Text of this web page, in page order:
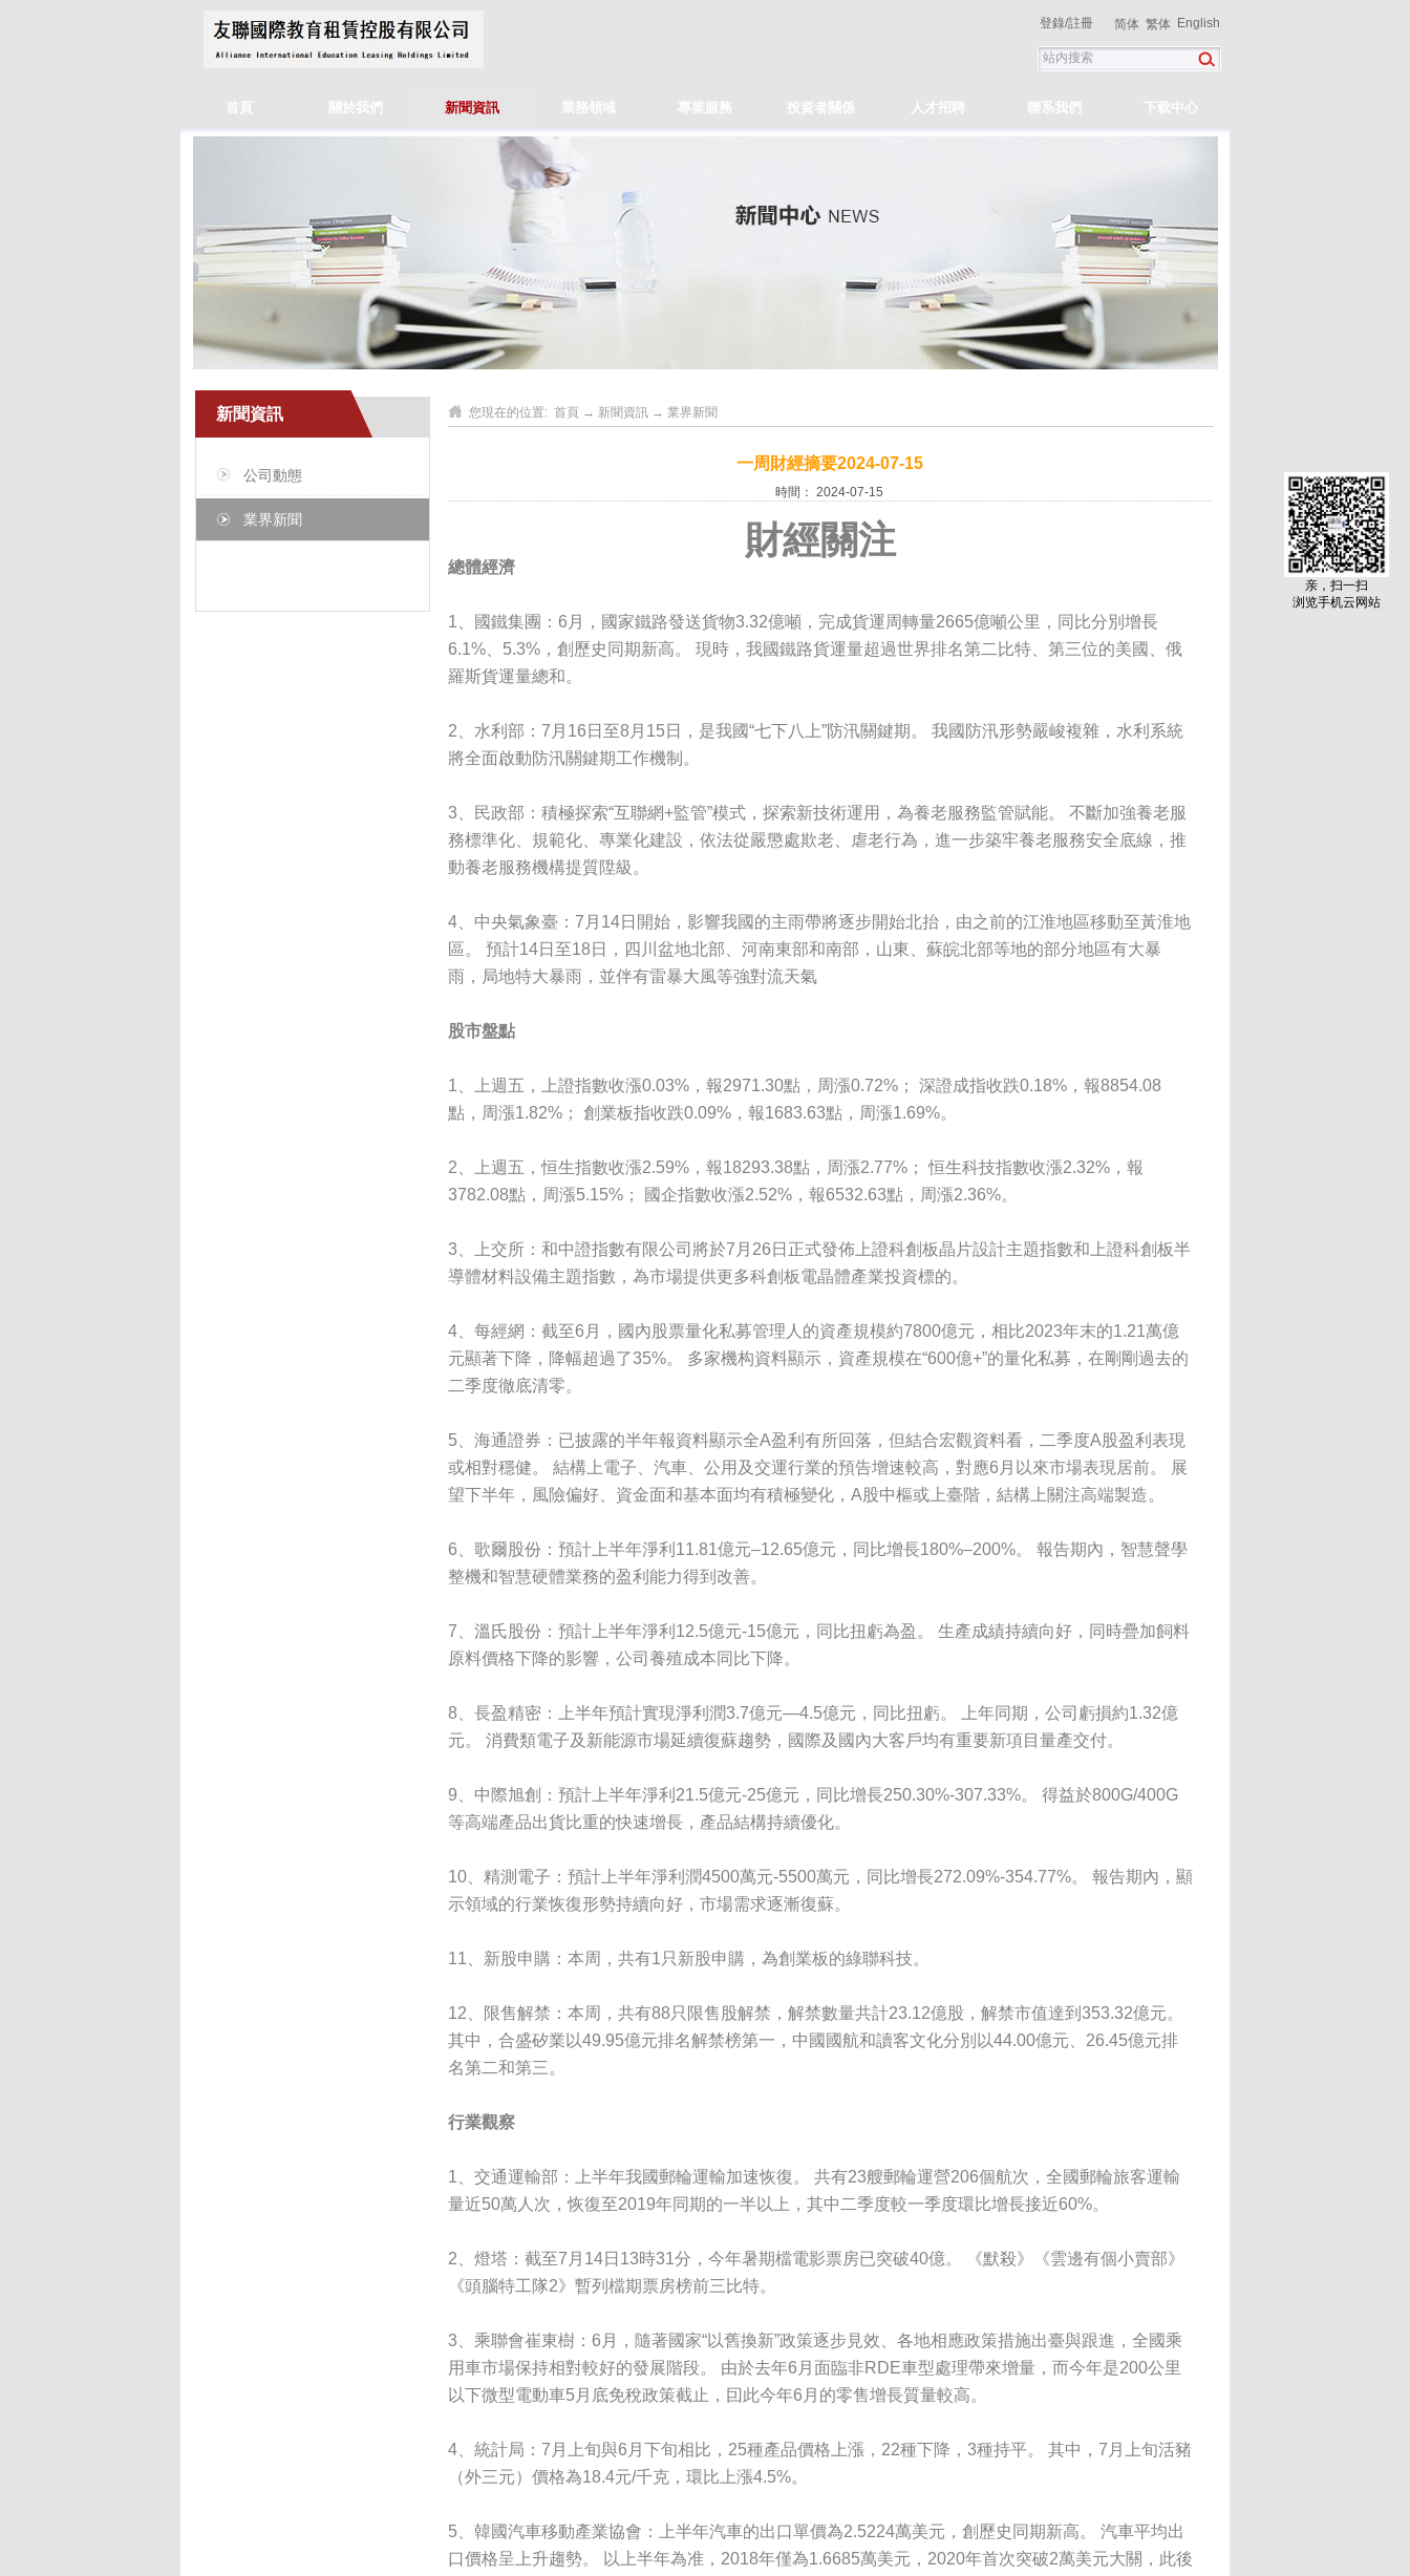
登錄/註冊 简体 繁体 English
首頁 關於我們 新聞資訊 業務領域 專業服務 投資者關係 人才招聘 聯系我們 下载中心
新聞資訊
公司動態
業界新聞
您現在的位置: 首頁 → 新聞資訊 → 業界新聞
一周財經摘要2024-07-15
時間： 2024-07-15
財經關注
總體經濟
1、國鐵集團：6月，國家鐵路發送貨物3.32億噸，完成貨運周轉量2665億噸公里，同比分別增長
6.1%、5.3%，創歷史同期新高。 現時，我國鐵路貨運量超過世界排名第二比特、第三位的美國、俄
羅斯貨運量總和。
2、水利部：7月16日至8月15日，是我國“七下八上”防汛關鍵期。 我國防汛形勢嚴峻複雜，水利系統
將全面啟動防汛關鍵期工作機制。
3、民政部：積極探索“互聯網+監管”模式，探索新技術運用，為養老服務監管賦能。 不斷加強養老服
務標準化、規範化、專業化建設，依法從嚴懲處欺老、虐老行為，進一步築牢養老服務安全底線，推
動養老服務機構提質陞級。
4、中央氣象臺：7月14日開始，影響我國的主雨帶將逐步開始北抬，由之前的江淮地區移動至黃淮地
區。 預計14日至18日，四川盆地北部、河南東部和南部，山東、蘇皖北部等地的部分地區有大暴
雨，局地特大暴雨，並伴有雷暴大風等強對流天氣
股市盤點
1、上週五，上證指數收漲0.03%，報2971.30點，周漲0.72%； 深證成指收跌0.18%，報8854.08
點，周漲1.82%； 創業板指收跌0.09%，報1683.63點，周漲1.69%。
2、上週五，恒生指數收漲2.59%，報18293.38點，周漲2.77%； 恒生科技指數收漲2.32%，報
3782.08點，周漲5.15%； 國企指數收漲2.52%，報6532.63點，周漲2.36%。
3、上交所：和中證指數有限公司將於7月26日正式發佈上證科創板晶片設計主題指數和上證科創板半
導體材料設備主題指數，為市場提供更多科創板電晶體產業投資標的。
4、每經網：截至6月，國內股票量化私募管理人的資產規模約7800億元，相比2023年末的1.21萬億
元顯著下降，降幅超過了35%。 多家機构資料顯示，資產規模在“600億+”的量化私募，在剛剛過去的
二季度徹底清零。
5、海通證券：已披露的半年報資料顯示全A盈利有所回落，但結合宏觀資料看，二季度A股盈利表現
或相對穩健。 結構上電子、汽車、公用及交運行業的預告增速較高，對應6月以來市場表現居前。 展
望下半年，風險偏好、資金面和基本面均有積極變化，A股中樞或上臺階，結構上關注高端製造。
6、歌爾股份：預計上半年淨利11.81億元–12.65億元，同比增長180%–200%。 報告期內，智慧聲學
整機和智慧硬體業務的盈利能力得到改善。
7、溫氏股份：預計上半年淨利12.5億元-15億元，同比扭虧為盈。 生產成績持續向好，同時疊加飼料
原料價格下降的影響，公司養殖成本同比下降。
8、長盈精密：上半年預計實現淨利潤3.7億元—4.5億元，同比扭虧。 上年同期，公司虧損約1.32億
元。 消費類電子及新能源市場延續復蘇趨勢，國際及國內大客戶均有重要新項目量產交付。
9、中際旭創：預計上半年淨利21.5億元-25億元，同比增長250.30%-307.33%。 得益於800G/400G
等高端產品出貨比重的快速增長，產品結構持續優化。
10、精測電子：預計上半年淨利潤4500萬元-5500萬元，同比增長272.09%-354.77%。 報告期內，顯
示領域的行業恢復形勢持續向好，市場需求逐漸復蘇。
11、新股申購：本周，共有1只新股申購，為創業板的綠聯科技。
12、限售解禁：本周，共有88只限售股解禁，解禁數量共計23.12億股，解禁市值達到353.32億元。
其中，合盛矽業以49.95億元排名解禁榜第一，中國國航和讀客文化分別以44.00億元、26.45億元排
名第二和第三。
行業觀察
1、交通運輸部：上半年我國郵輪運輸加速恢復。 共有23艘郵輪運營206個航次，全國郵輪旅客運輸
量近50萬人次，恢復至2019年同期的一半以上，其中二季度較一季度環比增長接近60%。
2、燈塔：截至7月14日13時31分，今年暑期檔電影票房已突破40億。 《默殺》《雲邊有個小賣部》
《頭腦特工隊2》暫列檔期票房榜前三比特。
3、乘聯會崔東樹：6月，隨著國家“以舊換新”政策逐步見效、各地相應政策措施出臺與跟進，全國乘
用車市場保持相對較好的發展階段。 由於去年6月面臨非RDE車型處理帶來增量，而今年是200公里
以下微型電動車5月底免稅政策截止，囙此今年6月的零售增長質量較高。
4、統計局：7月上旬與6月下旬相比，25種產品價格上漲，22種下降，3種持平。 其中，7月上旬活豬
（外三元）價格為18.4元/千克，環比上漲4.5%。
5、韓國汽車移動產業協會：上半年汽車的出口單價為2.5224萬美元，創歷史同期新高。 汽車平均出
口價格呈上升趨勢。 以上半年為准，2018年僅為1.6685萬美元，2020年首次突破2萬美元大關，此後
亲，扫一扫
浏览手机云网站